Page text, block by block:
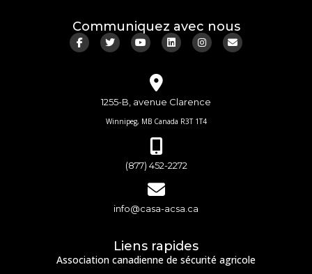
Communiquez avec nous
1255-B, avenue Clarence
Winnipeg, MB Canada R3T 1T4
(877) 452-2272
info@casa-acsa.ca
Liens rapides
Association canadienne de sécurité agricole